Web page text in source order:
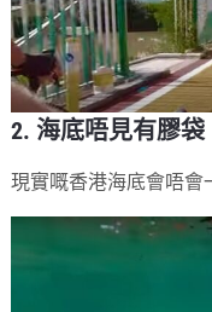
2. 海底唔見有膠袋
現實嘅香港海底會唔會